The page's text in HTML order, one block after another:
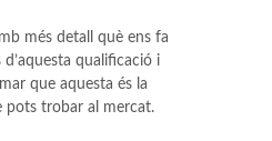
més detall què ens fa
qualificació i
que aquesta és la
pots trobar al mercat.